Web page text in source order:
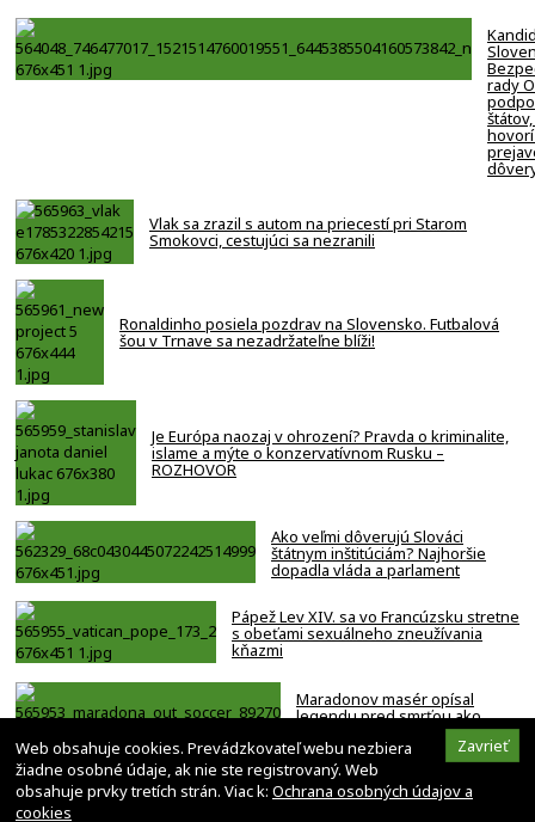
rady
Vlak sa zrazil s autom na priecestí pri Starom
Smokovci, cestujúci sa nezranili
Ronaldinho posiela pozdrav na Slovensko. Futbalová
šou v Trnave sa nezadržateľne blíži!
Je Európa naozaj v ohrození? Pravda o kriminalite,
islame a mýte o konzervatívnom Rusku –
ROZHOVOR
Ako veľmi dôverujú Slováci
štátnym inštitúciám? Najhoršie
dopadla vláda a parlament
Pápež Lev XIV. sa vo Francúzsku stretne
s obeťami sexuálneho zneužívania
kňazmi
Maradonov masér opísal
legendu pred smrťou ako
bezmocnú a rezignovanú
osobu Zavrieť
Web obsahuje cookies. Prevádzkovateľ webu nezbiera
žiadne osobné údaje, ak nie ste registrovaný. Web
obsahuje prvky tretích strán. Viac k: Ochrana osobných údajov a
cookies